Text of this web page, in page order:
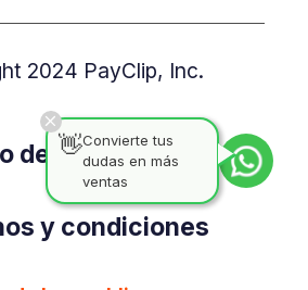
2024 PayClip, Inc.
de Privacidad
y condiciones
👋Convierte tus
dudas en más
ventas